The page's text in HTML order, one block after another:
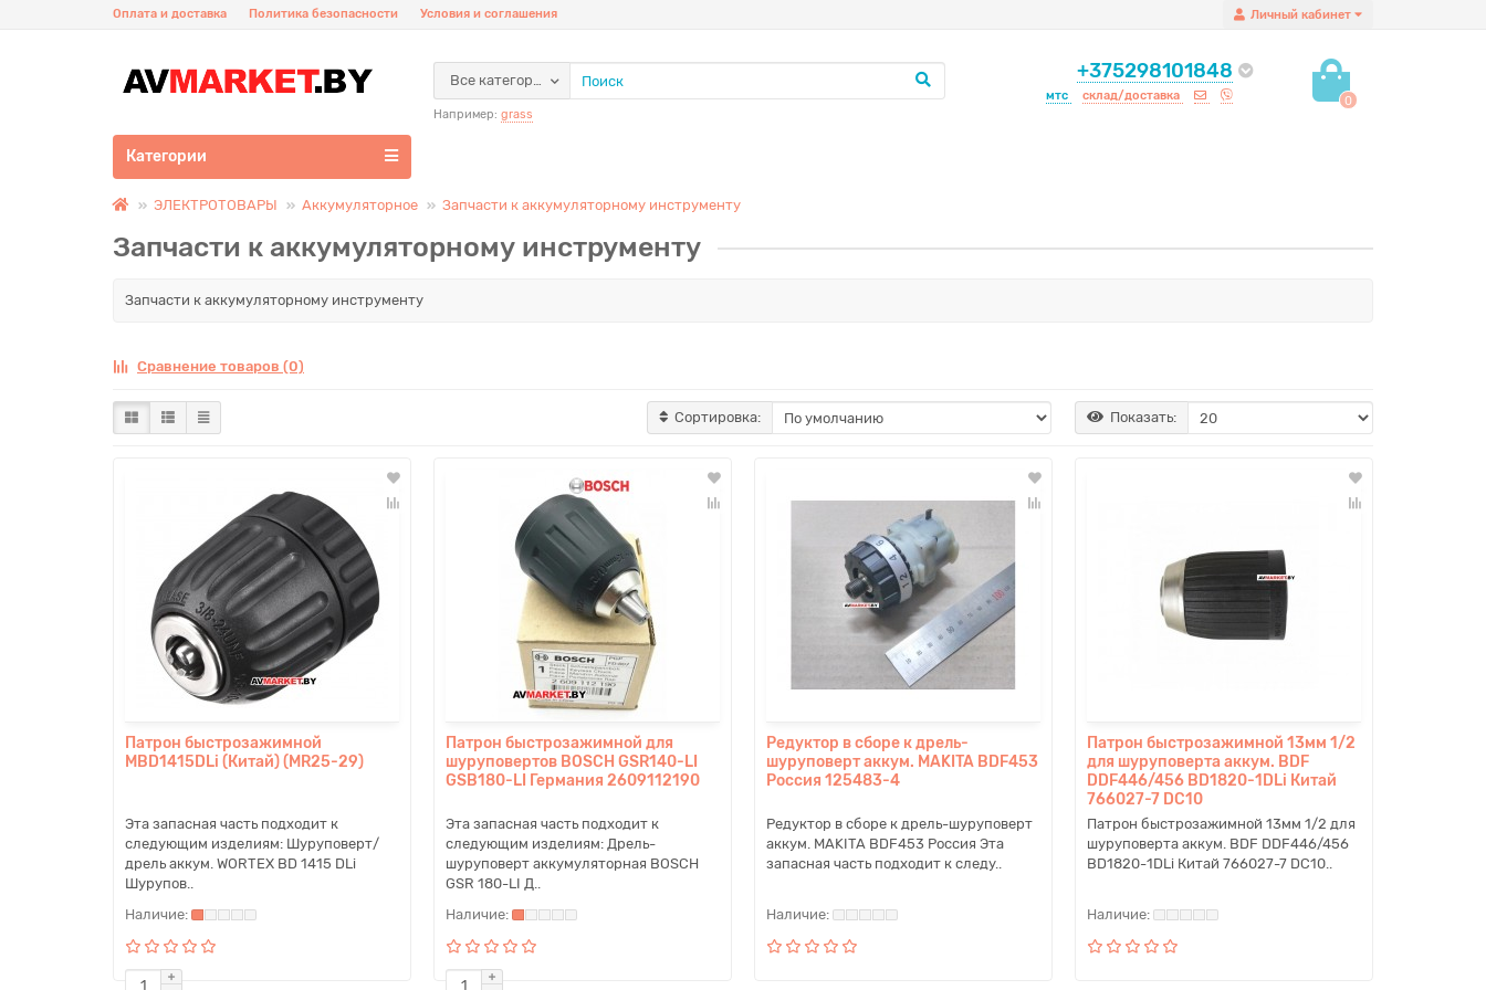
Личный кабинет
Оплата и доставка Политика безопасности Условия и соглашения
+375298101848
мтс склад/доставка 0
Все категории
Например: grass
Категории
ЭЛЕКТРОТОВАРЫ Аккумуляторное Запчасти к аккумуляторному инструменту
Запчасти к аккумуляторному инструменту
Запчасти к аккумуляторному инструменту
Сравнение товаров (0)
Сортировка: Показать:
Патрон быстрозажимной
MBD1415DLi (Китай) (MR25-29)
Эта запасная часть подходит к
следующим изделиям: Шуруповерт/
дрель аккум. WORTEX BD 1415 DLi
Шурупов..
Патрон быстрозажимной для
шуруповертов BOSCH GSR140-LI
GSB180-LI Германия 2609112190
Эта запасная часть подходит к
следующим изделиям: Дрель-
шуруповерт аккумуляторная BOSCH
GSR 180-LI Д..
Редуктор в сборе к дрель-
шуруповерт аккум. MAKITA BDF453
Россия 125483-4
Редуктор в сборе к дрель-шуруповерт
аккум. MAKITA BDF453 Россия Эта
запасная часть подходит к следу..
Патрон быстрозажимной 13мм 1/2
для шуруповерта аккум. BDF
DDF446/456 BD1820-1DLi Китай
766027-7 DC10
Патрон быстрозажимной 13мм 1/2 для
шуруповерта аккум. BDF DDF446/456
BD1820-1DLi Китай 766027-7 DC10..